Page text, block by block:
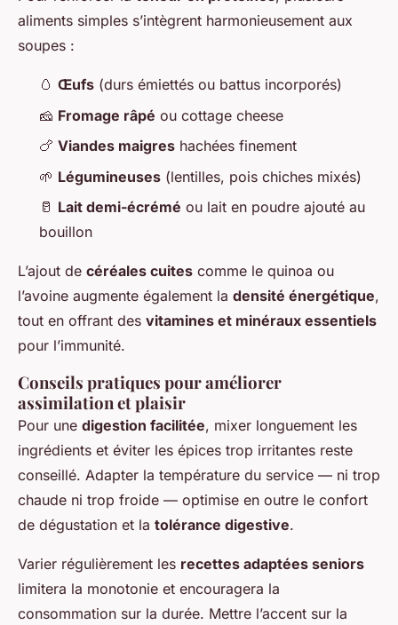
aliments simples s’intègrent harmonieusement aux
soupes :
🥚 Œufs (durs émiettés ou battus incorporés)
🧀 Fromage râpé ou cottage cheese
🍗 Viandes maigres hachées finement
🌱 Légumineuses (lentilles, pois chiches mixés)
🥛 Lait demi-écrémé ou lait en poudre ajouté au
bouillon
L’ajout de céréales cuites comme le quinoa ou
l’avoine augmente également la densité énergétique,
tout en offrant des vitamines et minéraux essentiels
pour l’immunité.
Conseils pratiques pour améliorer
assimilation et plaisir
Pour une digestion facilitée, mixer longuement les
ingrédients et éviter les épices trop irritantes reste
conseillé. Adapter la température du service — ni trop
chaude ni trop froide — optimise en outre le confort
de dégustation et la tolérance digestive.
Varier régulièrement les recettes adaptées seniors
limitera la monotonie et encouragera la
consommation sur la durée. Mettre l’accent sur la